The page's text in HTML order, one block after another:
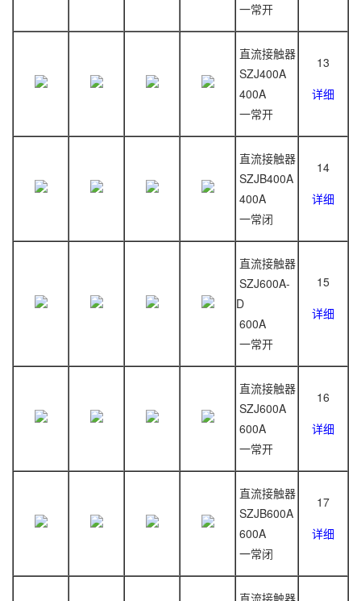
一常开
直流接触器
SZJ400A
400A
一常开
13
详细
直流接触器
SZJB400A
400A
一常闭
14
详细
直流接触器
SZJ600A-
D
600A
一常开
15
详细
直流接触器
SZJ600A
600A
一常开
16
详细
直流接触器
SZJB600A
600A
一常闭
17
详细
直流接触器